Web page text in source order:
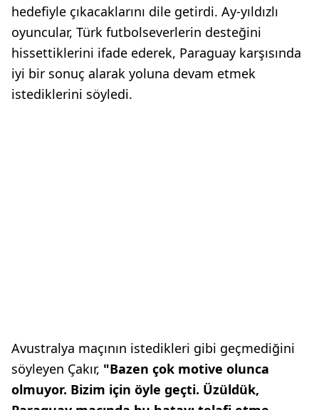
hedefiyle çıkacaklarını dile getirdi. Ay-yıldızlı
oyuncular, Türk futbolseverlerin desteğini
hissettiklerini ifade ederek, Paraguay karşısında
iyi bir sonuç alarak yoluna devam etmek
istediklerini söyledi.
Avustralya maçının istedikleri gibi geçmediğini
söyleyen Çakır, "Bazen çok motive olunca
olmuyor. Bizim için öyle geçti. Üzüldük,